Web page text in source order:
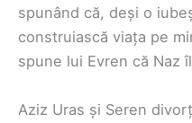
spunând că, deși o
construiască viața pe
spune lui Evren că Naz
Aziz Uras și Seren